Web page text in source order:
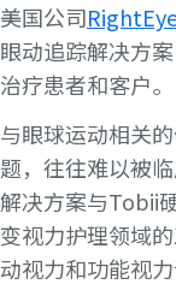
美国公司
眼动追踪解决方
治疗患者和客户。
与眼球运动相关
题，往往难以被
解决方案与Tobii
变视力护理领域
动视力和功能视力